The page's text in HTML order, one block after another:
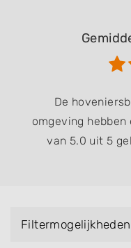
De
omgeving
van 5.0 uit 5
Filtermogelijkheden